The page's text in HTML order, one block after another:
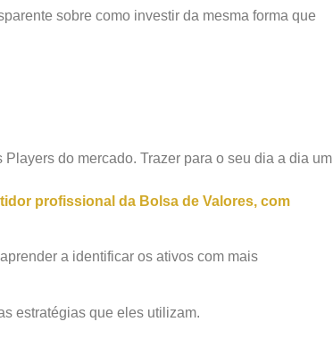
sobre como investir da mesma forma que
do mercado. Trazer para o seu dia a dia um
profissional da Bolsa de Valores, com
a identificar os ativos com mais
estratégias que eles utilizam.